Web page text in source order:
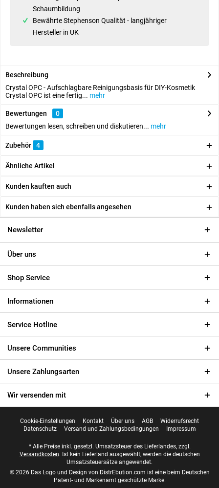
Schaumbildung
Bewährte Stephenson Qualität - langjähriger
Hersteller in UK
Beschreibung
Crystal OPC - Aufschlagbare Reinigungsbasis für DIY-Kosmetik
Crystal OPC ist eine fertig... mehr
Bewertungen
0
Bewertungen lesen, schreiben und diskutieren... mehr
Zubehör 4
Ähnliche Artikel
Kunden kauften auch
Kunden haben sich ebenfalls angesehen
Newsletter
Über uns
Shop Service
Informationen
Service Hotline
Unsere Communities
Unsere Zahlungsarten
Wir versenden mit
Cookie-Einstellungen Kontakt Über uns AGB
Widerrufsrecht
Datenschutz
Versand und Zahlungsbedingungen Impressum
* Alle Preise inkl. gesetzl. Umsatzsteuer des Lieferlandes, zzgl.
Versandkosten. Ist kein Lieferland ausgewählt, werden die deutschen
Umsatzsteuersätze angewendet.
© 2026 Das Logo und Design von DistrEbution.com ist eine beim Deutschen
Patent- und Markenamt geschützte Marke.